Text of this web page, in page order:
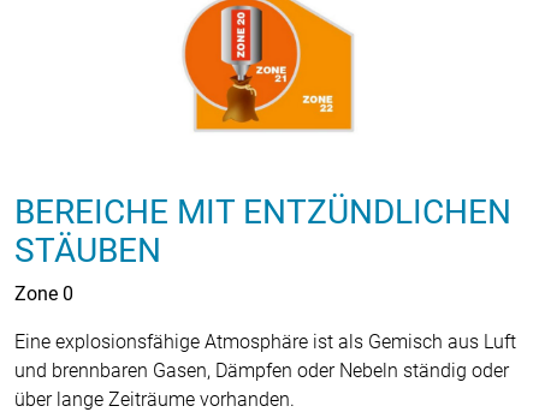
BEREICHE MIT ENTZÜNDLICHEN
STÄUBEN
Zone 0
Eine explosionsfähige Atmosphäre ist als Gemisch aus Luft
und brennbaren Gasen, Dämpfen oder Nebeln ständig oder
über lange Zeiträume vorhanden.